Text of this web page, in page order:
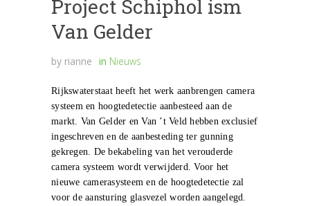
Project Schiphol ism
Van Gelder
by rianne in Nieuws
Rijkswaterstaat heeft het werk aanbrengen camera
systeem en hoogtedetectie aanbesteed aan de
markt. Van Gelder en Van ’t Veld hebben exclusief
ingeschreven en de aanbesteding ter gunning
gekregen. De bekabeling van het verouderde
camera systeem wordt verwijderd. Voor het
nieuwe camerasysteem en de hoogtedetectie zal
voor de aansturing glasvezel worden aangelegd.